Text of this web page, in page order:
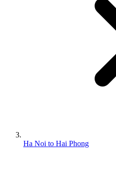
Ha Noi to Hai Phong